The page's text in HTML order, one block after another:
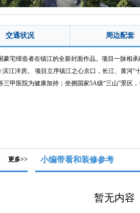
交通状况 周边配套
宅缔造者在镇江的全新封面作品。项目一脉相
滨江洋房。 项目立序镇江之心京口，长江、黄河
甲医院为健康加持；坐拥国家5A级“三山”景区
更多>> 小编带看和装修参考
暂无内容